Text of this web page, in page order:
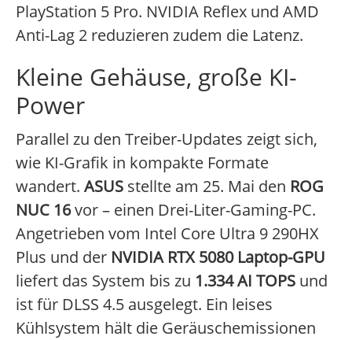
PlayStation 5 Pro. NVIDIA Reflex und AMD
Anti-Lag 2 reduzieren zudem die Latenz.
Kleine Gehäuse, große KI-
Power
Parallel zu den Treiber-Updates zeigt sich,
wie KI-Grafik in kompakte Formate
wandert. ASUS stellte am 25. Mai den ROG
NUC 16vor – einen Drei-Liter-Gaming-PC.
Angetrieben vom Intel Core Ultra 9 290HX
Plus und der NVIDIA RTX 5080 Laptop-GPU
liefert das System bis zu 1.334 AI TOPS und
ist für DLSS 4.5 ausgelegt. Ein leises
Kühlsystem hält die Geräuschemissionen